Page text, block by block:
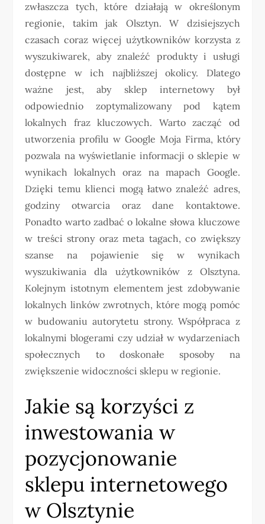
zwłaszcza tych, które działają w określonym
regionie, takim jak Olsztyn. W dzisiejszych
czasach coraz więcej użytkowników korzysta z
wyszukiwarek, aby znaleźć produkty i usługi
dostępne w ich najbliższej okolicy. Dlatego
ważne jest, aby sklep internetowy był
odpowiednio zoptymalizowany pod kątem
lokalnych fraz kluczowych. Warto zacząć od
utworzenia profilu w Google Moja Firma, który
pozwala na wyświetlanie informacji o sklepie w
wynikach lokalnych oraz na mapach Google.
Dzięki temu klienci mogą łatwo znaleźć adres,
godziny otwarcia oraz dane kontaktowe.
Ponadto warto zadbać o lokalne słowa kluczowe
w treści strony oraz meta tagach, co zwiększy
szanse na pojawienie się w wynikach
wyszukiwania dla użytkowników z Olsztyna.
Kolejnym istotnym elementem jest zdobywanie
lokalnych linków zwrotnych, które mogą pomóc
w budowaniu autorytetu strony. Współpraca z
lokalnymi blogerami czy udział w wydarzeniach
społecznych to doskonałe sposoby na
zwiększenie widoczności sklepu w regionie.
Jakie są korzyści z
inwestowania w
pozycjonowanie
sklepu internetowego
w Olsztynie